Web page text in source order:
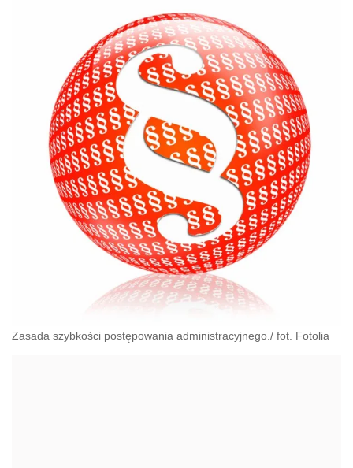
Zasada szybkości postępowania administracyjnego./ fot. Fotolia